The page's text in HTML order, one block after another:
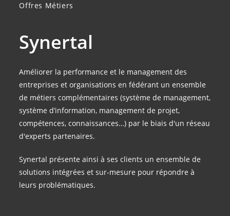
Offres Métiers
Synertal
Améliorer la performance et le management des
entreprises et organisations en fédérant un ensemble
de métiers complémentaires (système de management,
système d’information, management de projet,
compétences, connaissances…) par le biais d'un réseau
d'experts partenaires.
Synertal présente ainsi à ses clients un ensemble de
solutions intégrées et sur-mesure pour répondre à
leurs problématiques.